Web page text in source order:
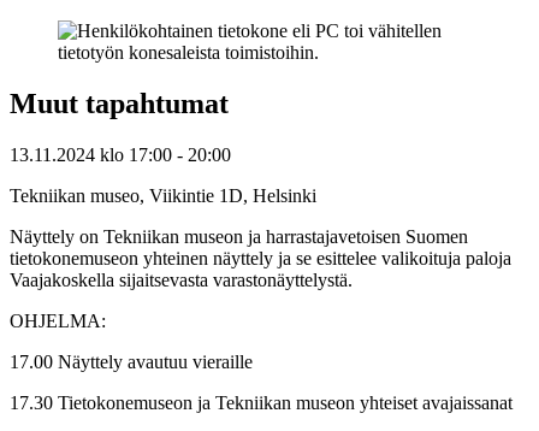
Muut tapahtumat
13.11.2024 klo 17:00 - 20:00
Tekniikan museo, Viikintie 1D, Helsinki
Näyttely on Tekniikan museon ja harrastajavetoisen Suomen
tietokonemuseon yhteinen näyttely ja se esittelee valikoituja paloja
Vaajakoskella sijaitsevasta varastonäyttelystä.
OHJELMA:
17.00 Näyttely avautuu vieraille
17.30 Tietokonemuseon ja Tekniikan museon yhteiset avajaissanat